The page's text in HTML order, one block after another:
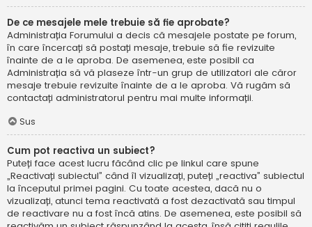
De ce mesajele mele trebuie să fie aprobate?
Administrația Forumului a decis că mesajele postate pe forum,
în care încercați să postați mesaje, trebuie să fie revizuite
înainte de a le aproba. De asemenea, este posibil ca
Administrația să vă plaseze într-un grup de utilizatori ale căror
mesaje trebuie revizuite înainte de a le aproba. Vă rugăm să
contactați administratorul pentru mai multe informații.
Sus
Cum pot reactiva un subiect?
Puteți face acest lucru făcând clic pe linkul care spune
„Reactivați subiectul” când îl vizualizați, puteți „reactiva” subiectul
la începutul primei pagini. Cu toate acestea, dacă nu o
vizualizați, atunci tema reactivată a fost dezactivată sau timpul
de reactivare nu a fost încă atins. De asemenea, este posibil să